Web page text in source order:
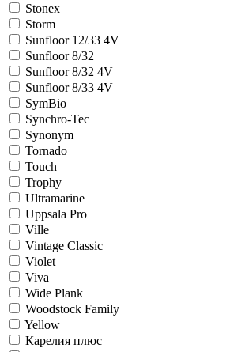
Stonex
Storm
Sunfloor 12/33 4V
Sunfloor 8/32
Sunfloor 8/32 4V
Sunfloor 8/33 4V
SymBio
Synchro-Tec
Synonym
Tornado
Touch
Trophy
Ultramarine
Uppsala Pro
Ville
Vintage Classic
Violet
Viva
Wide Plank
Woodstock Family
Yellow
Карелия плюс